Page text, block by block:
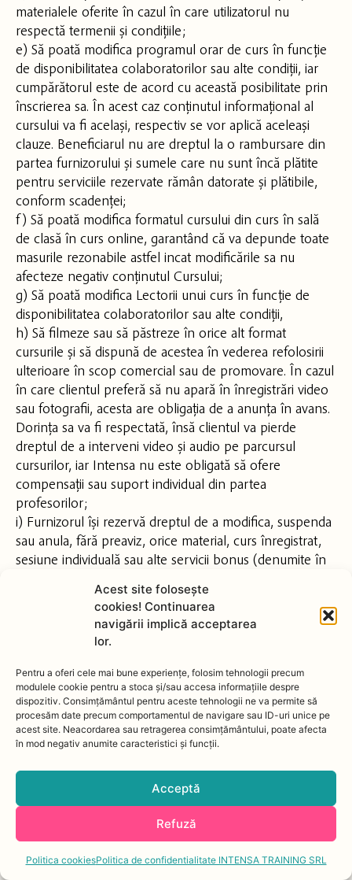
Acest site foloseşte
cookies! Continuarea
navigării implică acceptarea
lor.
Pentru a oferi cele mai bune experiențe, folosim tehnologii precum
modulele cookie pentru a stoca și/sau accesa informațiile despre
dispozitiv. Consimțământul pentru aceste tehnologii ne va permite să
procesăm date precum comportamentul de navigare sau ID-uri unice pe
acest site. Neacordarea sau retragerea consimțământului, poate afecta
în mod negativ anumite caracteristici și funcții.
Acceptă
Refuză
Politica cookiesPolitica de confidentialitate INTENSA TRAINING SRL
materialele oferite în cazul în care utilizatorul nu
respectă termenii și condițiile;
e) Să poată modifica programul orar de curs în funcție
de disponibilitatea colaboratorilor sau alte condiții, iar
cumpărătorul este de acord cu această posibilitate prin
înscrierea sa. În acest caz conținutul informațional al
cursului va fi același, respectiv se vor aplică aceleași
clauze. Beneficiarul nu are dreptul la o rambursare din
partea furnizorului și sumele care nu sunt încă plătite
pentru serviciile rezervate rămân datorate și plătibile,
conform scadenței;
f) Să poată modifica formatul cursului din curs în sală
de clasă în curs online, garantând că va depunde toate
masurile rezonabile astfel incat modificările sa nu
afecteze negativ conținutul Cursului;
g) Să poată modifica Lectorii unui curs în funcție de
disponibilitatea colaboratorilor sau alte condiții,
h) Să filmeze sau să păstreze în orice alt format
cursurile și să dispună de acestea în vederea refolosirii
ulterioare în scop comercial sau de promovare. În cazul
în care clientul preferă să nu apară în înregistrări video
sau fotografii, acesta are obligația de a anunța în avans.
Dorința sa va fi respectată, însă clientul va pierde
dreptul de a interveni video și audio pe parcursul
cursurilor, iar Intensa nu este obligată să ofere
compensații sau suport individual din partea
profesorilor;
i) Furnizorul își rezervă dreptul de a modifica, suspenda
sau anula, fără preaviz, orice material, curs înregistrat,
sesiune individuală sau alte servicii bonus (denumite în
Servicii Bonus nu sunt obligatorii și sunt disponibile doar
în limita stocului sau a disponibilității, chiar dacă
informațiile prezentate pe site sugerează altfel. Clientul
răspundere pentru eventualele daune sau pierderi
cauzate de modificarea sau anularea acestor Servicii
Bonus.
j) Să nu fie responsabil pentru acțiunile întreprinse de
participanți în afara orelor de curs;
8.3. Obligațiile Cumpărătorului
a) Să utilizeze site-ul numai cu respectarea principiilor
bunei-credințe, exclusiv pentru informare și pentru
furnizarea serviciilor, inclusiv să respecte cu strictețe
drepturile de autor;